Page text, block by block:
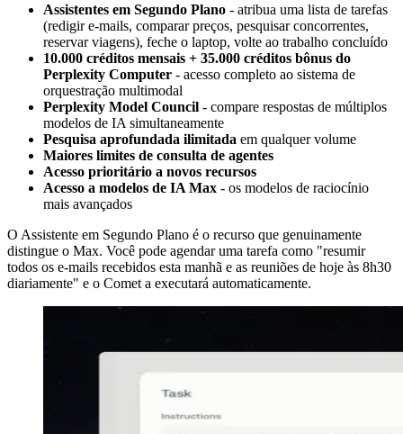
Assistentes em Segundo Plano - atribua uma lista de tarefas
(redigir e-mails, comparar preços, pesquisar concorrentes,
reservar viagens), feche o laptop, volte ao trabalho concluído
10.000 créditos mensais + 35.000 créditos bônus do
Perplexity Computer - acesso completo ao sistema de
orquestração multimodal
Perplexity Model Council - compare respostas de múltiplos
modelos de IA simultaneamente
Pesquisa aprofundada ilimitada em qualquer volume
Maiores limites de consulta de agentes
Acesso prioritário a novos recursos
Acesso a modelos de IA Max - os modelos de raciocínio
mais avançados
O Assistente em Segundo Plano é o recurso que genuinamente
distingue o Max. Você pode agendar uma tarefa como "resumir
todos os e-mails recebidos esta manhã e as reuniões de hoje às 8h30
diariamente" e o Comet a executará automaticamente.